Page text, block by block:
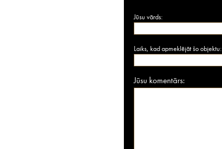
Jūsu vārds:
Laiks, kad apmeklējāt šo objektu:
Jūsu komentārs: